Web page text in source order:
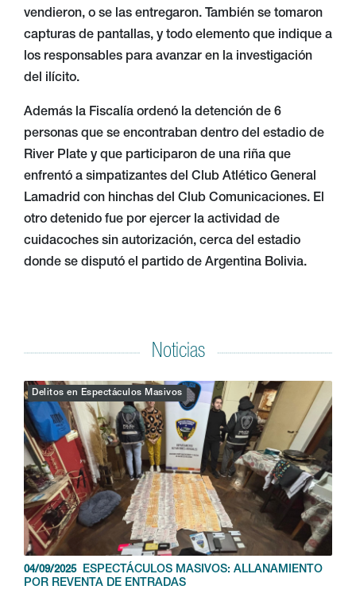
vendieron, o se las entregaron. También se tomaron
capturas de pantallas, y todo elemento que indique a
los responsables para avanzar en la investigación
del ilícito.
Además la Fiscalía ordenó la detención de 6
personas que se encontraban dentro del estadio de
River Plate y que participaron de una riña que
enfrentó a simpatizantes del Club Atlético General
Lamadrid con hinchas del Club Comunicaciones. El
otro detenido fue por ejercer la actividad de
cuidacoches sin autorización, cerca del estadio
donde se disputó el partido de Argentina Bolivia.
Noticias
Delitos en Espectáculos Masivos
04/09/2025
ESPECTÁCULOS MASIVOS: ALLANAMIENTO
POR REVENTA DE ENTRADAS